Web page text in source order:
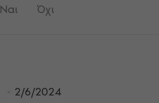
Ναι Όχι
2/6/2024